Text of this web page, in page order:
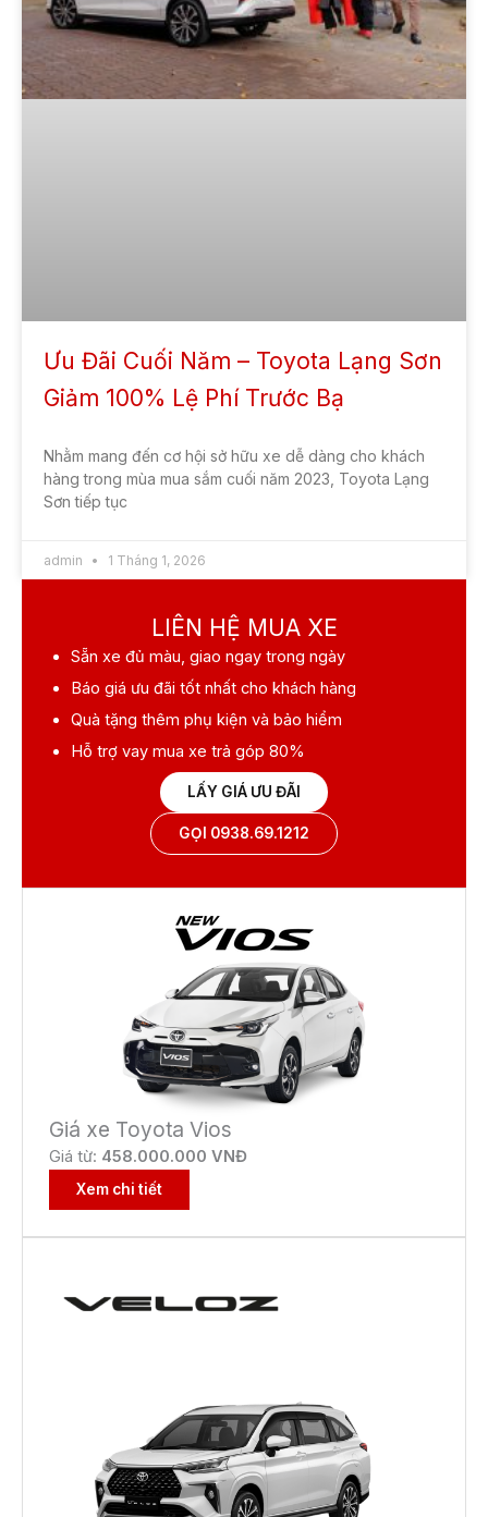
Ưu Đãi Cuối Năm – Toyota Lạng Sơn
Giảm 100% Lệ Phí Trước Bạ
Nhằm mang đến cơ hội sở hữu xe dễ dàng cho khách
hàng trong mùa mua sắm cuối năm 2023, Toyota Lạng
Sơn tiếp tục
admin 1 Tháng 1, 2026
LIÊN HỆ MUA XE
Sẵn xe đủ màu, giao ngay trong ngày
Báo giá ưu đãi tốt nhất cho khách hàng
Quà tặng thêm phụ kiện và bảo hiểm
Hỗ trợ vay mua xe trả góp 80%
LẤY GIÁ ƯU ĐÃI
GỌI 0938.69.1212
Giá xe Toyota Vios
Giá từ: 458.000.000 VNĐ
Xem chi tiết